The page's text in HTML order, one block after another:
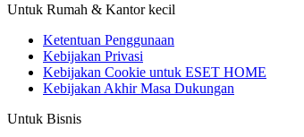
Untuk Rumah & Kantor kecil
Ketentuan Penggunaan
Kebijakan Privasi
Kebijakan Cookie untuk ESET HOME
Kebijakan Akhir Masa Dukungan
Untuk Bisnis